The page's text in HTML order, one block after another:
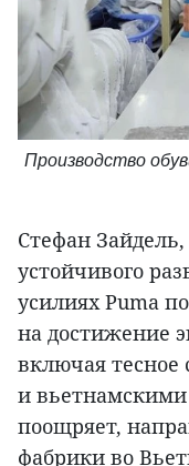
Производство
Стефан
устойчивого
усилиях Puma
на достижение
включая тесное
и
поощряет,
фабрики во